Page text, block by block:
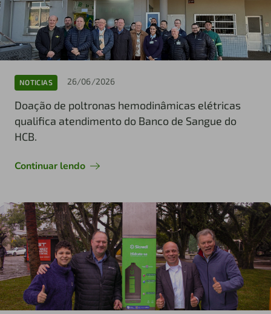
NOTICIAS 26/06/2026
Doação de poltronas hemodinâmicas elétricas
qualifica atendimento do Banco de Sangue do
HCB.
Continuar lendo